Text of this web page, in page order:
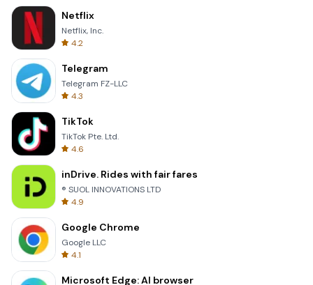
Netflix
Netflix, Inc.
4.2
Telegram
Telegram FZ-LLC
4.3
TikTok
TikTok Pte. Ltd.
4.6
inDrive. Rides with fair fares
® SUOL INNOVATIONS LTD
4.9
Google Chrome
Google LLC
4.1
Microsoft Edge: AI browser